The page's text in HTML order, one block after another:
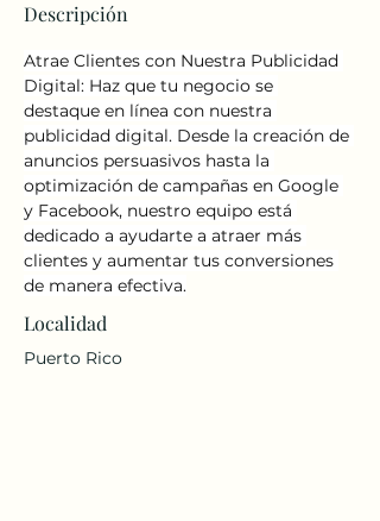
Descripción
Atrae Clientes con Nuestra Publicidad
Digital: Haz que tu negocio se
destaque en línea con nuestra
publicidad digital. Desde la creación de
anuncios persuasivos hasta la
optimización de campañas en Google
y Facebook, nuestro equipo está
dedicado a ayudarte a atraer más
clientes y aumentar tus conversiones
de manera efectiva.
Localidad
Puerto Rico